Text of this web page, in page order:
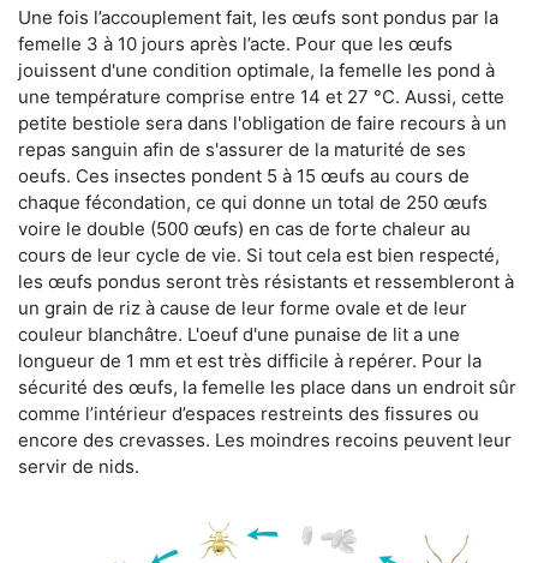
Une fois l’accouplement fait, les œufs sont pondus par la
femelle 3 à 10 jours après l’acte. Pour que les œufs
jouissent d'une condition optimale, la femelle les pond à
une température comprise entre 14 et 27 °C. Aussi, cette
petite bestiole sera dans l'obligation de faire recours à un
repas sanguin afin de s'assurer de la maturité de ses
oeufs. Ces insectes pondent 5 à 15 œufs au cours de
chaque fécondation, ce qui donne un total de 250 œufs
voire le double (500 œufs) en cas de forte chaleur au
cours de leur cycle de vie. Si tout cela est bien respecté,
les œufs pondus seront très résistants et ressembleront à
un grain de riz à cause de leur forme ovale et de leur
couleur blanchâtre. L'oeuf d'une punaise de lit a une
longueur de 1 mm et est très difficile à repérer. Pour la
sécurité des œufs, la femelle les place dans un endroit sûr
comme l’intérieur d’espaces restreints des fissures ou
encore des crevasses. Les moindres recoins peuvent leur
servir de nids.